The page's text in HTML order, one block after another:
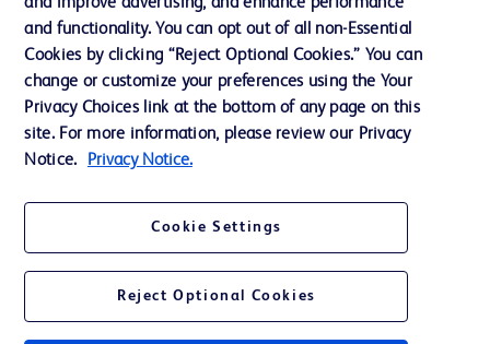
お問い合わせ
Cookie Preferences
プライバシーポリシー
© 2026 BD. All rights reserved. BD and the BD Logo are trademarks of
and functionality. You can opt out of all non-Essential
Cookies by clicking “Reject Optional Cookies.” You can
change or customize your preferences using the Your
Privacy Choices link at the bottom of any page on this
site. For more information, please review our Privacy
Notice.
Privacy Notice.
Cookie Settings
Reject Optional Cookies